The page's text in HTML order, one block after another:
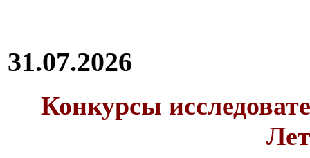
31.07.2026
Конкурсы